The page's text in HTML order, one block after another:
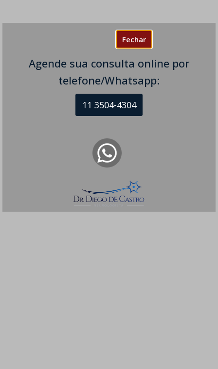
Fechar
Agende sua consulta online por
telefone/Whatsapp:
11 3504-4304